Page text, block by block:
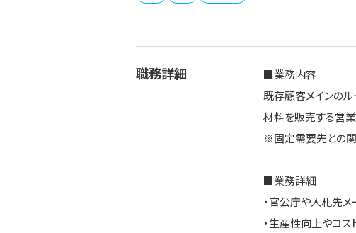
職務詳細
■業務内容
既存顧客メインの
材料を販売する営業
※固定需要先との関
■業務詳細
・官公庁や入札先
・生産性向上やコ